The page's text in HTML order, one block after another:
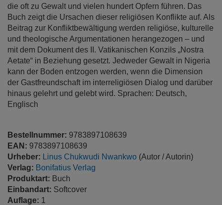
die oft zu Gewalt und vielen hundert Opfern führen. Das
Buch zeigt die Ursachen dieser religiösen Konflikte auf. Als
Beitrag zur Konfliktbewältigung werden religiöse, kulturelle
und theologische Argumentationen herangezogen – und
mit dem Dokument des II. Vatikanischen Konzils „Nostra
Aetate“ in Beziehung gesetzt. Jedweder Gewalt in Nigeria
kann der Boden entzogen werden, wenn die Dimension
der Gastfreundschaft im interreligiösen Dialog und darüber
hinaus gelehrt und gelebt wird. Sprachen: Deutsch,
Englisch
Bestellnummer: 9783897108639
EAN: 9783897108639
Urheber: Linus Chukwudi Nwankwo (Autor / Autorin)
Verlag: Bonifatius Verlag
Produktart: Buch
Einbandart: Softcover
Auflage: 1